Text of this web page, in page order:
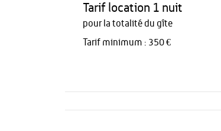
Tarif location 1 nuit
pour la totalité du gîte
Tarif minimum : 350 €